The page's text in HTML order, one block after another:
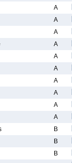
A
A
A
A
A
A
A
A
A
A
B
B
B